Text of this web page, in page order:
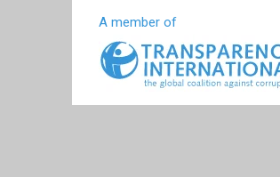
A member of